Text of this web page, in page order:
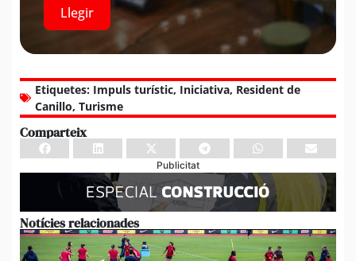
Llegir
Etiquetes: Impuls turístic, Iniciativa, Resident de
Canillo, Turisme
Comparteix
Publicitat
Notícies relacionades